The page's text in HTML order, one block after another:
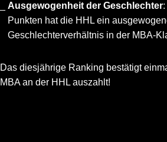
Ausgewogenheit der Geschlechter
Punkten hat die HHL ein
Geschlechterverhältnis in der MBA-
Das diesjährige Ranking bestätigt
MBA an der HHL auszahlt!